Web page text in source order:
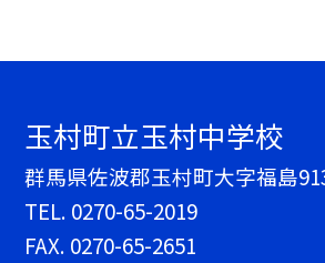
玉村町立玉村中学校
群馬県佐波郡玉村町大字福島
TEL. 0270-65-2019
FAX. 0270-65-2651